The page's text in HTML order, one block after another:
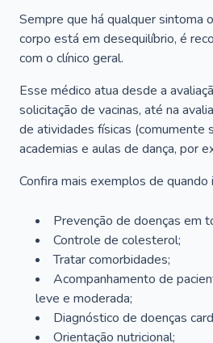
Sempre que há qualquer sintoma
corpo está em desequilíbrio, é
com o clínico geral.
Esse médico atua desde a
solicitação de vacinas, até na
de atividades físicas (comumente
academias e aulas de dança, por
Confira mais exemplos de quando
Prevenção de doenças em
Controle de colesterol;
Tratar comorbidades;
Acompanhamento de
leve e moderada;
Diagnóstico de doenças
Orientação nutricional;